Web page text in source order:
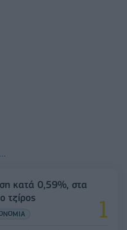
κατά 0,59%, στα
τζίρος